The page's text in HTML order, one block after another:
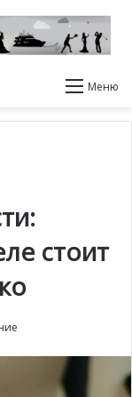
Меню
стоит